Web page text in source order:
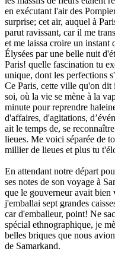
en exécutant l'air des
surprise; cet air, auquel à
parut ravissant, car il me
et me laissa croire un instant
Élysées par une belle nuit
Paris! quelle fascination tu
unique, dont les perfections
Ce Paris, cette ville qu'on dit
soi, où la vie se mène à la
minute pour reprendre
d'affaires, d'agitations,
ait le temps de, se
lieues. Me voici séparée de
millier de lieues et plus tu
En attendant notre départ
ses notes de son voyage à
que le gouverneur avait bien
j'emballai sept grandes
car d'emballeur, point! Ne
spécial ethnographique, je
belles briques que nous
de Samarkand.